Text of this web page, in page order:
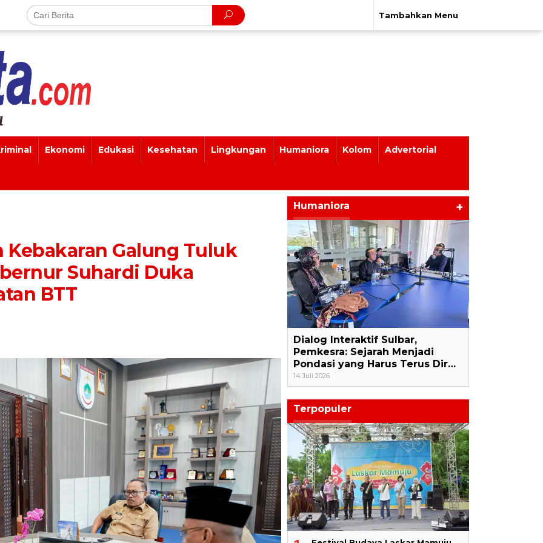
Tambahkan Menu
Ekonomi Edukasi Kesehatan Lingkungan Humaniora Kolom Advertorial
Kebakaran Galung Tuluk
Suhardi Duka
BTT
Humaniora +
Dialog Interaktif Sulbar,
Pemkesra: Sejarah Menjadi
Pondasi yang Harus Terus Dir…
14 Juli 2026
Terpopuler